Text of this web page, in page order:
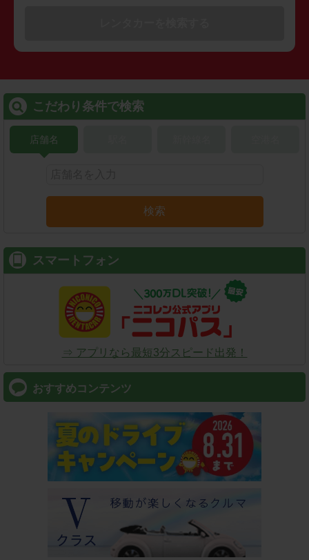
こだわり条件で検索
店舗名
検索
スマートフォン
⇒ アプリなら最短3分スピード出発！
おすすめコンテンツ